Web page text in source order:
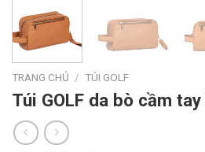
TRANG CHỦ / TÚI GOLF
Túi GOLF da bò cầm